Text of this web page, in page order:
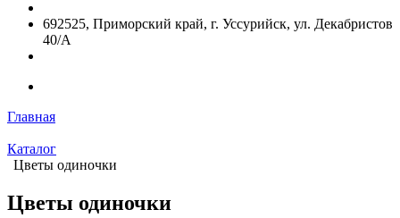
692525, Приморский край, г. Уссурийск, ул. Декабристов
40/А
Главная
Каталог
Цветы одиночки
Цветы одиночки